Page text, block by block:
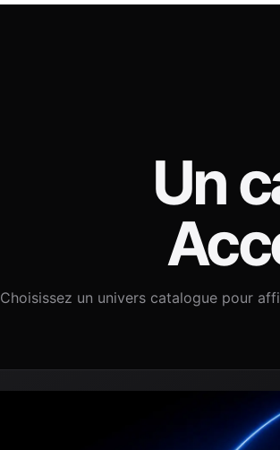
Un
Choisissez un univers catalogue pour